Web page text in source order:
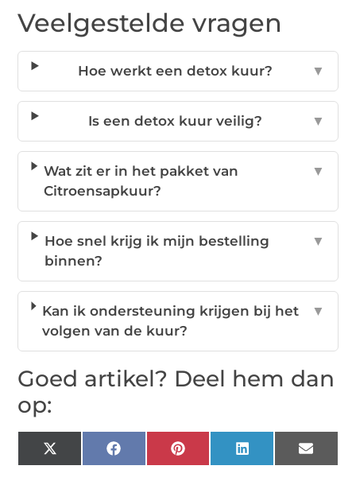
Veelgestelde vragen
Hoe werkt een detox kuur? ▼
Is een detox kuur veilig? ▼
Wat zit er in het pakket van
Citroensapkuur?
▼
Hoe snel krijg ik mijn bestelling
binnen?
▼
Kan ik ondersteuning krijgen bij het
volgen van de kuur?
▼
Goed artikel? Deel hem dan
op:
X
(Twitter)
FacebookPinterestLinkedIn Email